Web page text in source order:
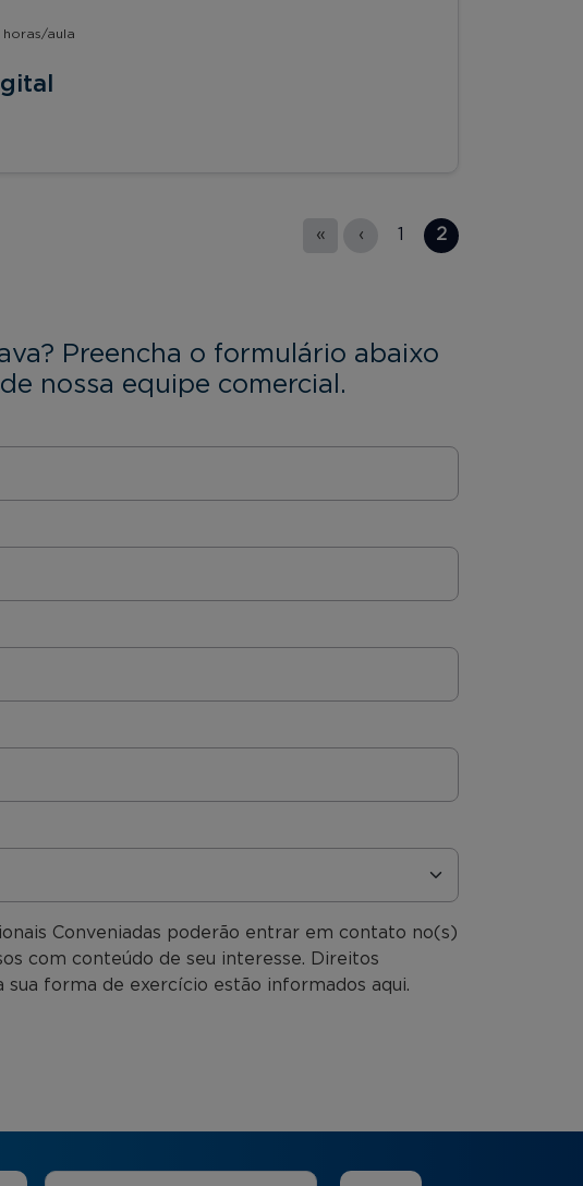
horas/aula
« ‹ 1 2
Preencha o formulário abaixo
nossa equipe comercial.
Conveniadas poderão entrar em contato no(s)
com conteúdo de seu interesse. Direitos
sua forma de exercício estão informados aqui.
Áreas de Interesse